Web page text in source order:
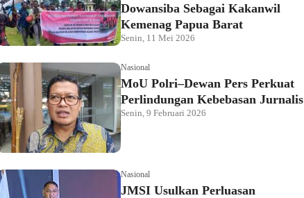
Dowansiba Sebagai Kakanwil
Kemenag Papua Barat
Senin, 11 Mei 2026
Nasional
MoU Polri–Dewan Pers Perkuat
Perlindungan Kebebasan Jurnalis
Senin, 9 Februari 2026
Nasional
JMSI Usulkan Perluasan